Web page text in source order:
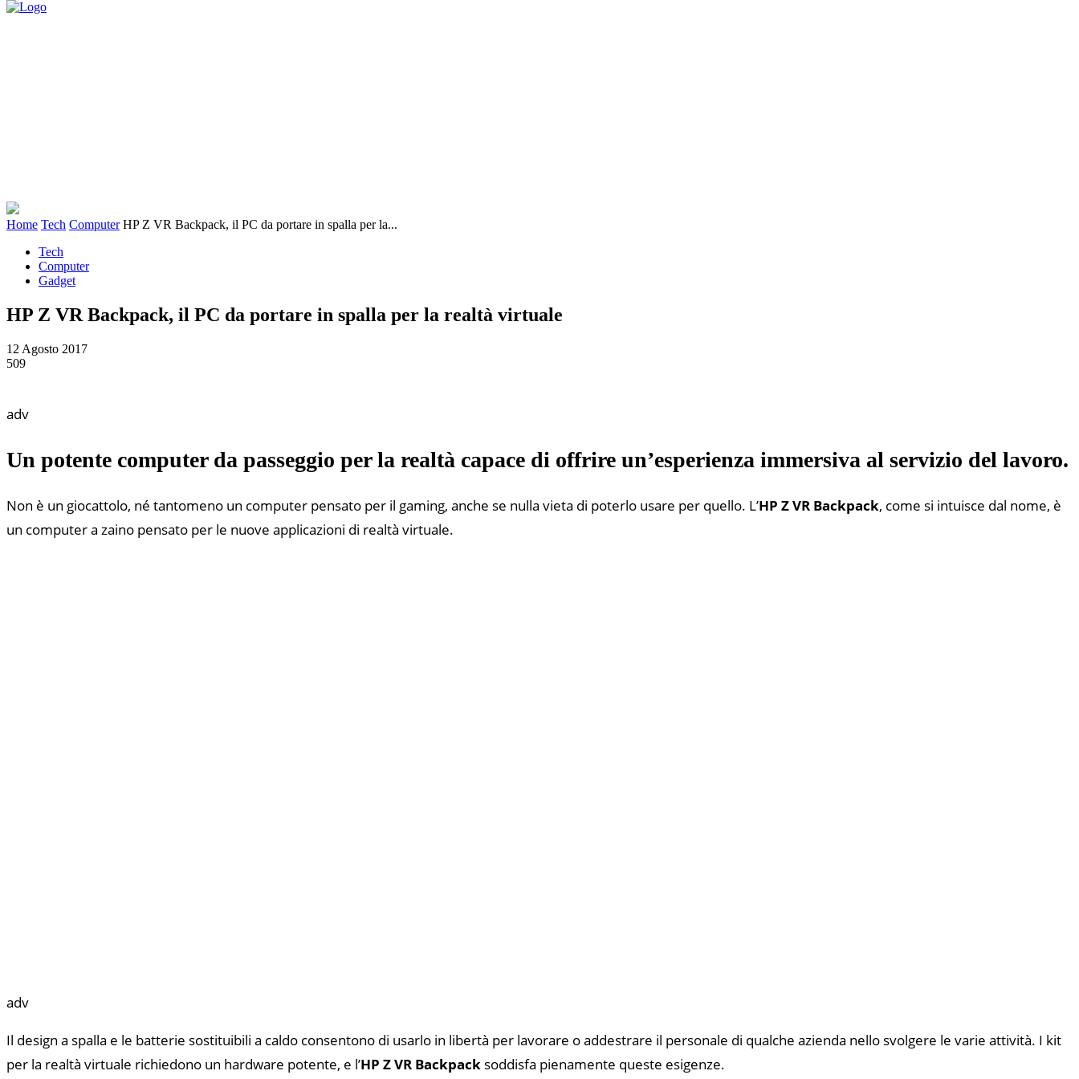
Home Tech Computer HP Z VR Backpack, il PC da portare in spalla per la...
Tech
Computer
Gadget
HP Z VR Backpack, il PC da portare in spalla per la realtà virtuale
12 Agosto 2017
509
adv
Un potente computer da passeggio per la realtà capace di offrire un’esperienza immersiva al servizio del lavoro.
Non è un giocattolo, né tantomeno un computer pensato per il gaming, anche se nulla vieta di poterlo usare per quello. L’HP Z VR Backpack, come si intuisce dal nome, è
un computer a zaino pensato per le nuove applicazioni di realtà virtuale.
adv
Il design a spalla e le batterie sostituibili a caldo consentono di usarlo in libertà per lavorare o addestrare il personale di qualche azienda nello svolgere le varie attività. I kit
per la realtà virtuale richiedono un hardware potente, e l’HP Z VR Backpack soddisfa pienamente queste esigenze.